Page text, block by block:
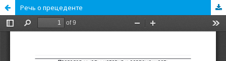
Речь о прецеденте